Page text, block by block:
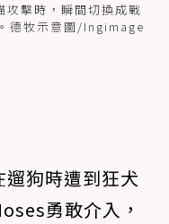
擊時，瞬間切換成戰
德牧示意圖/Ingimage
狗時遭到狂犬
勇敢介入，